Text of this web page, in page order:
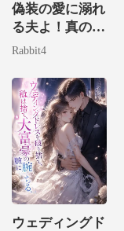
偽装の愛に溺れ
る夫よ！真の姿
現した妻が君臨
Rabbit4
ウェディングド